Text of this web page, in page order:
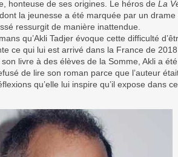
honteuse de ses origines. Le héros de La
la jeunesse a été marquée par un drame
ressurgit de manière inattendue.
qu’Akli Tadjer évoque cette difficulté
ce qui lui est arrivé dans la France de
livre à des élèves de la Somme, Akli a été
de lire son roman parce que l’auteur
qu’elle lui inspire qu’il expose dans